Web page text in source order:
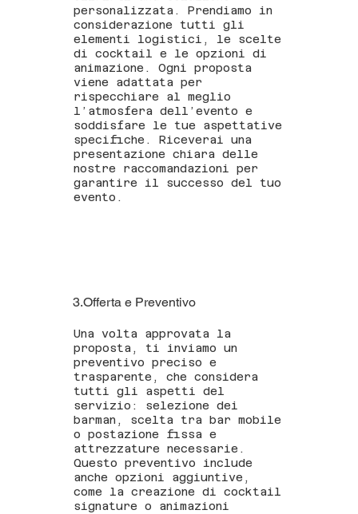
personalizzata. Prendiamo in
considerazione tutti gli
elementi logistici, le scelte
di cocktail e le opzioni di
animazione. Ogni proposta
viene adattata per
rispecchiare al meglio
l’atmosfera dell’evento e
soddisfare le tue aspettative
specifiche. Riceverai una
presentazione chiara delle
nostre raccomandazioni per
garantire il successo del tuo
evento.
3.Offerta e Preventivo
Una volta approvata la
proposta, ti inviamo un
preventivo preciso e
trasparente, che considera
tutti gli aspetti del
servizio: selezione dei
barman, scelta tra bar mobile
o postazione fissa e
attrezzature necessarie.
Questo preventivo include
anche opzioni aggiuntive,
come la creazione di cocktail
signature o animazioni